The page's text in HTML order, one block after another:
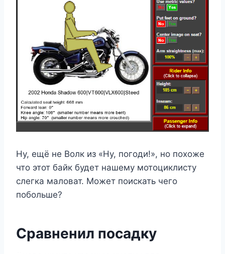
Ну, ещё не Волк из «Ну, погоди!», но похоже
что этот байк будет нашему мотоциклисту
слегка маловат. Может поискать чего
побольше?
Сравненил посадку